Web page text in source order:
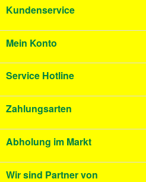
Kundenservice
Mein Konto
Service Hotline
Zahlungsarten
Abholung im Markt
Wir sind Partner von